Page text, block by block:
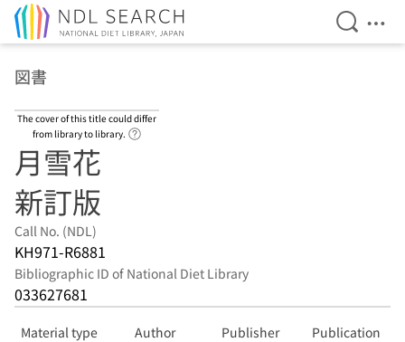
Open
図書
The cover of this title could differ
from library to library.
月雪花
新訂版
Call No. (NDL)
KH971-R6881
Bibliographic ID of National Diet Library
033627681
Material type Author Publisher
Publication